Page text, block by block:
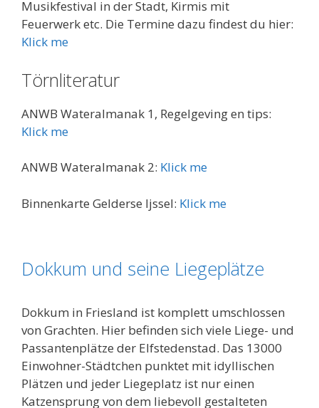
Musikfestival in der Stadt, Kirmis mit
Feuerwerk etc. Die Termine dazu findest du hier:
Klick me
Törnliteratur
ANWB Wateralmanak 1, Regelgeving en tips:
Klick me
ANWB Wateralmanak 2: Klick me
Binnenkarte Gelderse Ijssel: Klick me
Dokkum und seine Liegeplätze
Dokkum in Friesland ist komplett umschlossen
von Grachten. Hier befinden sich viele Liege- und
Passantenplätze der Elfstedenstad. Das 13000
Einwohner-Städtchen punktet mit idyllischen
Plätzen und jeder Liegeplatz ist nur einen
Katzensprung von dem liebevoll gestalteten